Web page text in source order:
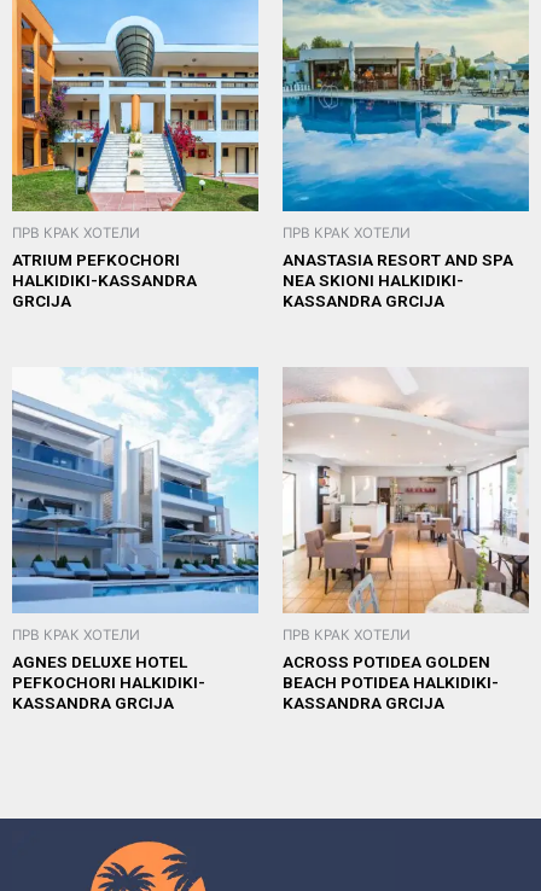
ПРВ КРАК ХОТЕЛИ
ATRIUM PEFKOCHORI
HALKIDIKI-KASSANDRA
GRCIJA
ПРВ КРАК ХОТЕЛИ
ANASTASIA RESORT AND SPA
NEA SKIONI HALKIDIKI-
KASSANDRA GRCIJA
ПРВ КРАК ХОТЕЛИ
AGNES DELUXE HOTEL
PEFKOCHORI HALKIDIKI-
KASSANDRA GRCIJA
ПРВ КРАК ХОТЕЛИ
ACROSS POTIDEA GOLDEN
BEACH POTIDEA HALKIDIKI-
KASSANDRA GRCIJA